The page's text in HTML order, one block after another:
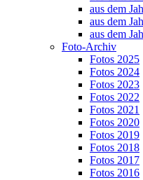
aus dem
aus dem
aus dem
Foto-Archiv
Fotos 2025
Fotos 2024
Fotos 2023
Fotos 2022
Fotos 2021
Fotos 2020
Fotos 2019
Fotos 2018
Fotos 2017
Fotos 2016